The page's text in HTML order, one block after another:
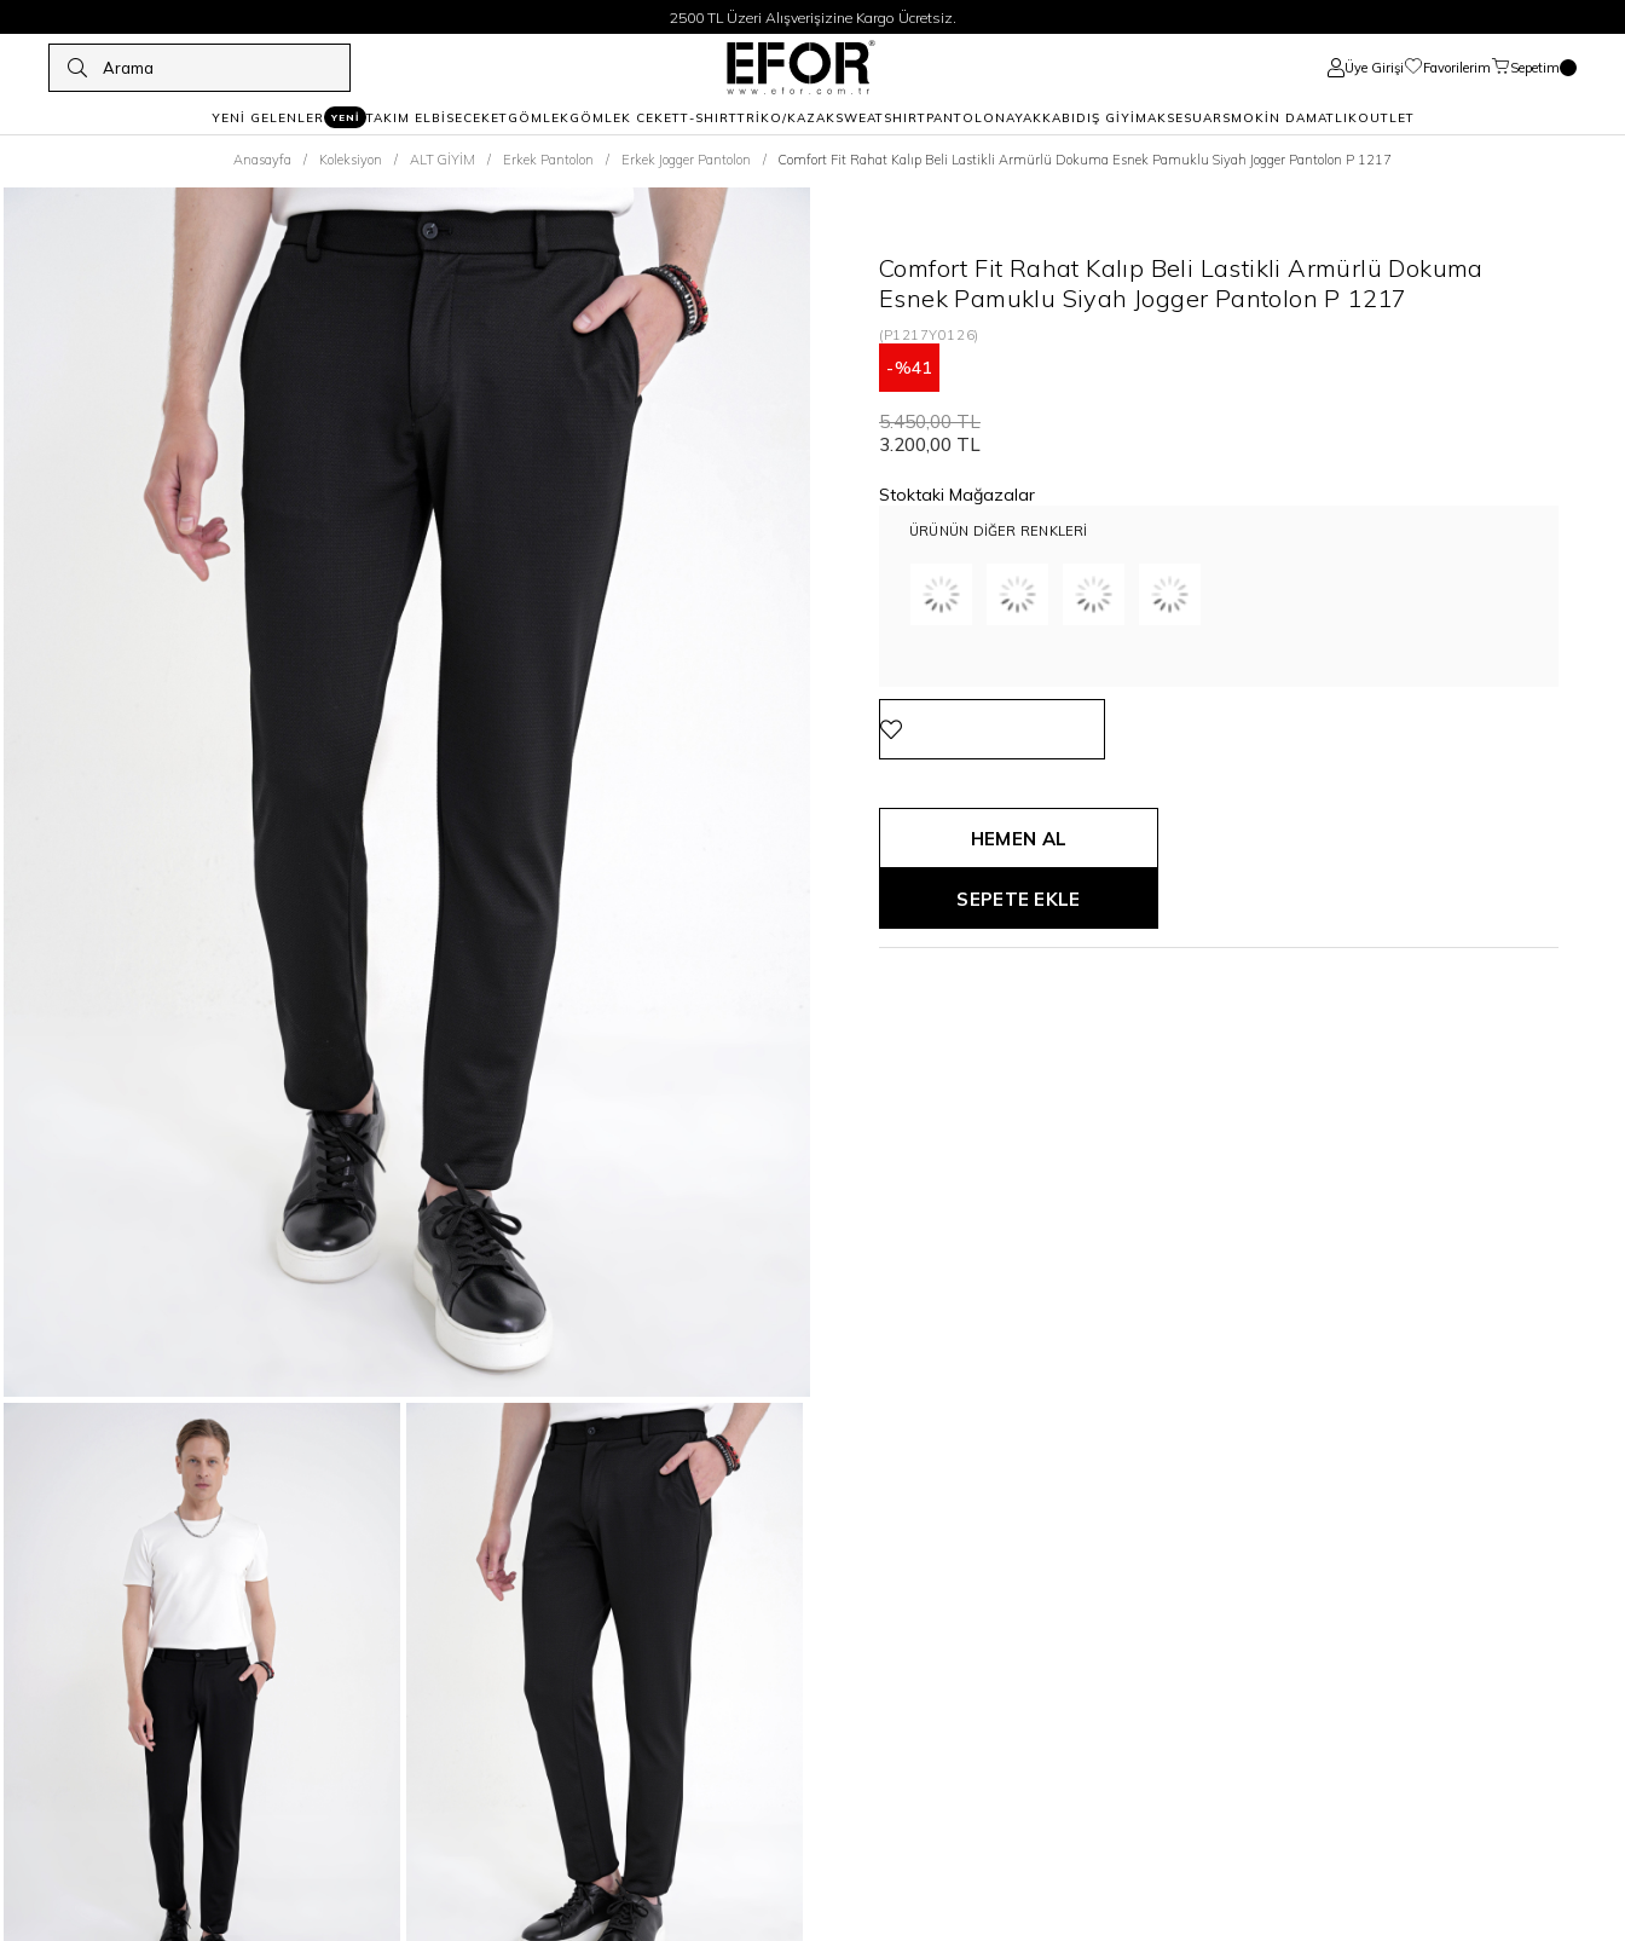
2500 TL Üzeri Alışverişizine Kargo Ücretsiz.
Siparişleriniz 1-3 iş günü içerisinde kargoya verilecektir.
2500 TL Üzeri Alışverişizine Kargo Ücretsiz.
Siparişleriniz 1-3 iş günü içerisinde kargoya verilecektir.
Üye Girişi Favorilerim Sepetim
YENİ
YENİ GELENLER TAKIM ELBİSECEKETGÖMLEKGÖMLEK CEKETT-SHIRTTRİKO/KAZAKSWEATSHIRTPANTOLONAYAKKABI DIŞ GİYİMAKSESUAR SMOKİN DAMATLIKOUTLET
Anasayfa Koleksiyon ALT GİYİM Erkek Pantolon Erkek Jogger Pantolon Comfort Fit Rahat Kalıp Beli Lastikli Armürlü Dokuma Esnek Pamuklu Siyah Jogger Pantolon P 1217
Comfort Fit Rahat Kalıp Beli Lastikli Armürlü Dokuma
Esnek Pamuklu Siyah Jogger Pantolon P 1217
(P1217Y0126)
41
5.450,00 TL
3.200,00 TL
Stoktaki Mağazalar
ÜRÜNÜN DIĞER RENKLERI